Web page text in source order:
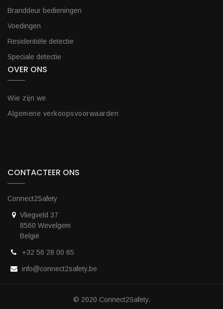
Branddeur bedieningen
Voedingen
Residentiële detectie
Speciale detectie
OVER ONS
Wie zijn we
Algemene verkoopsvoorwaarden
CONTACTEER ONS
Connect2Safety
Vliegveld 37
8560 Wevelgem
België
+32 56 28 00 65
info@connect2safety.be
© 2020 Connect2Safety.